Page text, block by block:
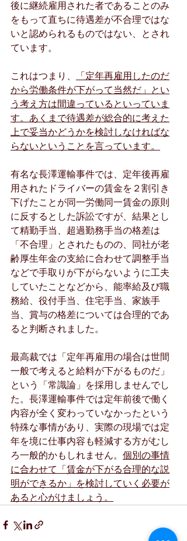
後に継続雇用された者であることのみ
をもって直ちに待遇差が不合理ではな
いと認められるものではない、とされ
ています。
これはつまり、
「定年再雇用したのだ
から労働条件が下がって当然だ」とい
う考え方は間違っているといっていま
す。あくまで待遇差が総合的に考えた
上で妥当かどうかを検討しなければな
らないということを言っています。
有名な長澤運輸事件では、定年後再雇
用されたドライバーの賃金を２割引き
下げたことが同一労働同一賃金の原則
に反するとした訴訟ですが、結果とし
て精勤手当、超過勤務手当の格差は
「不合理」とされたものの、同社が老
齢厚生年金の支給に合わせて調整手当
などで手取りが下がらないように工夫
していたことなどから、能率給及び職
務給、役付手当、住宅手当、家族手
当、賞与の格差については合理的であ
ると判断されました。
最高裁では「定年再雇用の場合は世間
一般で考えると給料が下がるものだ」
という「常識論」を採用しませんでし
た。長澤運輸事件では定年前後で働く
内容が全く変わっていなかったという
特殊な事情があり、実際の現場では定
年を境に仕事内容も軽減する方がむし
ろ一般的かもしれません。 個別の事情
に合わせて「賃金が下がる合理的な説
明ができるか」を検討していく必要が
あると心がけましょう。